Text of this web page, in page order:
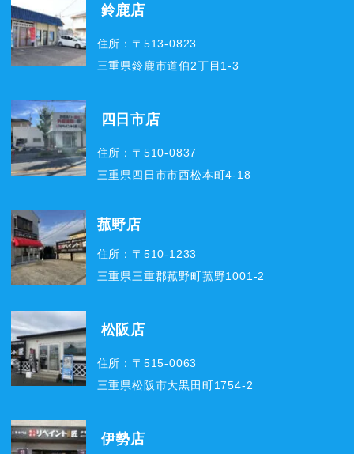
鈴鹿店
住所：〒513-0823
三重県鈴鹿市道伯2丁目1-3
四日市店
住所：〒510-0837
三重県四日市市西松本町4-18
菰野店
住所：〒510-1233
三重県三重郡菰野町菰野1001-2
松阪店
住所：〒515-0063
三重県松阪市大黒田町1754-2
伊勢店